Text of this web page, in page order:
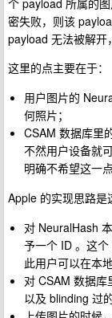
个 payload 所属的
密失败，则该
payload 无法被解开
这里的点主要在于：
用户图片的
何照片；
CSAM 数据库里
不然用户设备就
明确不希望这一点
Apple 的实现思路是
对 NeuralHash
予一个 ID 。这
此用户可以在本
对 CSAM 数据
以及 blinding 过